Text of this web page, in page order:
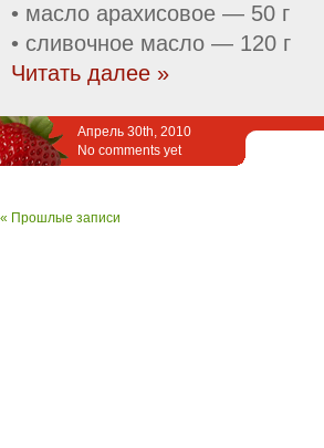
• масло арахисовое — 50 г
• сливочное масло — 120 г
Читать далее »
Апрель 30th, 2010
No comments yet
« Прошлые записи